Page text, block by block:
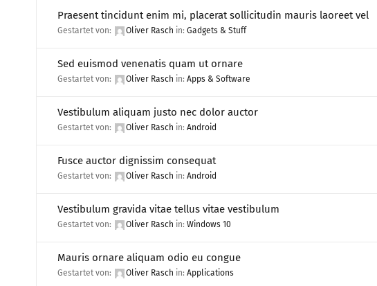
Praesent tincidunt enim mi, placerat sollicitudin mauris laoreet vel
Gestartet von: Oliver Rasch in: Gadgets & Stuff
Sed euismod venenatis quam ut ornare
Gestartet von: Oliver Rasch in: Apps & Software
Vestibulum aliquam justo nec dolor auctor
Gestartet von: Oliver Rasch in: Android
Fusce auctor dignissim consequat
Gestartet von: Oliver Rasch in: Android
Vestibulum gravida vitae tellus vitae vestibulum
Gestartet von: Oliver Rasch in: Windows 10
Mauris ornare aliquam odio eu congue
Gestartet von: Oliver Rasch in: Applications